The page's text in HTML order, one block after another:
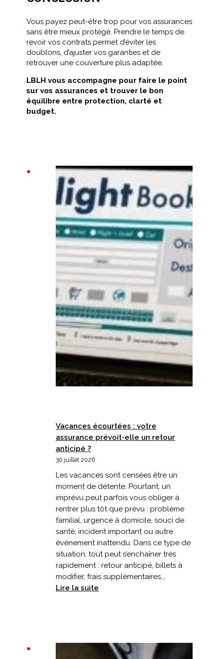
Vous payez peut-être trop pour vos assurances
sans être mieux protégé. Prendre le temps de
revoir vos contrats permet d’éviter les
doublons, d’ajuster vos garanties et de
retrouver une couverture plus adaptée.
LBLH vous accompagne pour faire le point
sur vos assurances et trouver le bon
équilibre entre protection, clarté et
budget.
Vacances écourtées : votre
assurance prévoit-elle un retour
anticipé ?
30 juillet 2026
Les vacances sont censées être un
moment de détente. Pourtant, un
imprévu peut parfois vous obliger à
rentrer plus tôt que prévu : problème
familial, urgence à domicile, souci de
santé, incident important ou autre
événement inattendu. Dans ce type de
situation, tout peut s’enchaîner très
rapidement : retour anticipé, billets à
modifier, frais supplémentaires,…
Lire la suite
prévoit-